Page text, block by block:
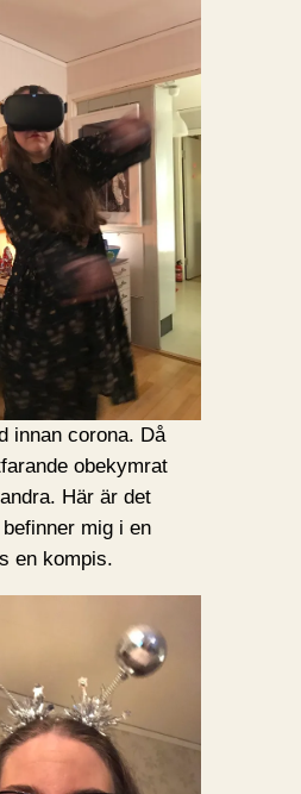
innan corona. Då
obekymrat
Här är det
mig i en
en kompis.